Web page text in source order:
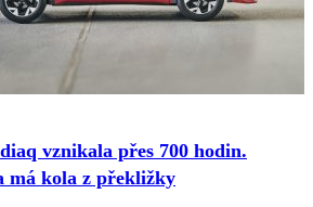
vznikala přes 700 hodin.
má kola z překližky